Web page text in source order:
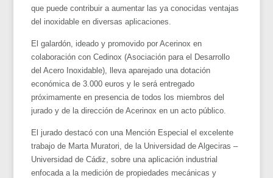
que puede contribuir a aumentar las ya conocidas ventajas
del inoxidable en diversas aplicaciones.
El galardón, ideado y promovido por Acerinox en
colaboración con Cedinox (Asociación para el Desarrollo
del Acero Inoxidable), lleva aparejado una dotación
económica de 3.000 euros y le será entregado
próximamente en presencia de todos los miembros del
jurado y de la dirección de Acerinox en un acto público.
El jurado destacó con una Mención Especial el excelente
trabajo de Marta Muratori, de la Universidad de Algeciras –
Universidad de Cádiz, sobre una aplicación industrial
enfocada a la medición de propiedades mecánicas y